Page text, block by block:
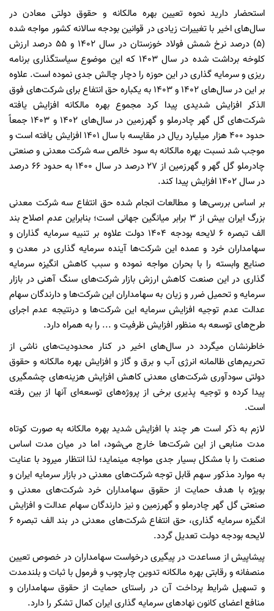
استحضار دارید نحوه تعیین بهره مالکانه و حقوق دولتی معادن در
سال‌های اخیر با تغییرات زیادی در قوانین بودجه سالانه کشور مواجه شده
(۵) درصد نرخ شمش فولاد خوزستان در سال ۱۴۰۲ و ۵۵ درصد ارزش
کلوخه برداشت شده در سال ۱۴۰۳ که این موضوع سیاستگذاری برنامه
ریزی و سرمایه گذاری در این حوزه را دچار چالش جدی نموده است. علاوه
بر این در سال‌های ۱۴۰۲ و ۱۴۰۳ به یکباره حق انتفاع برای شرکت‌های فوق
الذکر افزایش شدیدی پیدا کرد مجموع بهره مالکانه افزایش یافته
شرکت‌های گل گهر چادرملو و گهرزمین در سال‌های ۱۴۰۲ و ۱۴۰۳ جمعاً
حدود ۴۰۰ هزار میلیارد ریال در مقایسه با سال ۱۴۰۱ افزایش یافته است و
موجب شد نسبت بهره مالکانه به سود خالص سه شرکت معدنی و صنعتی
چادرملو گل گهر و گهرزمین از ۲۷ درصد در سال ۱۴۰۰ به حدود ۶۶ درصد
در سال ۱۴۰۲ افزایش پیدا کند.
بر اساس بررسی‌ها و مطالعات انجام شده حق انتفاع سه شرکت معدنی
بزرگ ایران بیش از ۳ برابر میانگین جهانی است؛ بنابراین عدم اصلاح بند
الف تبصره ۶ لایحه بودجه ۱۴۰۴ دولت علاوه بر تنبیه سرمایه گذاران و
سهامداران خرد و عمده این شرکت‌ها آینده سرمایه گذاری در معدن و
صنایع وابسته را با بحران مواجه نموده و سبب کاهش انگیزه سرمایه
گذاری در این صنعت کاهش ارزش بازار شرکت‌های سنگ آهنی در بازار
سرمایه و تحمیل ضرر و زیان به سهامداران این شرکت‌ها و دارندگان سهام
عدالت عدم توجیه افزایش سرمایه این شرکت‌ها و درنتیجه عدم اجرای
طرح‌های توسعه به منظور افزایش ظرفیت و ... را به همراه دارد.
خاطرنشان میگردد در سال‌های اخیر در کنار محدودیت‌های ناشی از
تحریم‌های ظالمانه انرژی آب و برق و گاز و افزایش بهره مالکانه و حقوق
دولتی سودآوری شرکت‌های معدنی کاهش افزایش هزینه‌های چشمگیری
پیدا کرده و توجیه پذیری برخی از پروژه‌های توسعه‌ای آنها از بین رفته
است.
لازم به ذکر است هر چند با افزایش شدید بهره مالکانه به صورت کوتاه
مدت منابعی از این شرکت‌ها خارج می‌شود، اما در میان مدت اساس
صنعت را با مشکل بسیار جدی مواجه مینماید؛ لذا انتظار میرود با عنایت
به موارد مذکور سهم قابل توجه شرکت‌های معدنی در بازار سرمایه ایران و
بویژه با هدف حمایت از حقوق سهامداران خرد شرکت‌های معدنی و
صنعتی گل گهر چادرملو و گهرزمین و نیز دارندگان سهام عدالت و افزایش
انگیزه سرمایه گذاری، حق انتفاع شرکت‌های معدنی در بند الف تبصره ۶
لایحه بودجه دولت تعدیل گردد.
پیشاپیش از مساعدت در پیگیری درخواست سهامداران در خصوص تعیین
منصفانه و رقابتی بهره مالکانه تدوین چارچوب و فرمول با ثبات و بلندمدت
و تسهیل شرایط پرداخت آن در راستای حمایت از حقوق سهامداران و
منافع اعضای کانون نهاد‌های سرمایه گذاری ایران کمال تشکر را دارد.